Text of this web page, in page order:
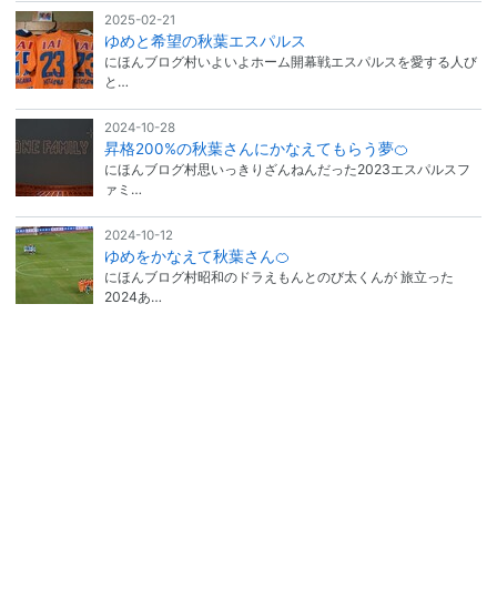
2025-02-21
ゆめと希望の秋葉エスパルス
にほんブログ村いよいよホーム開幕戦エスパルスを愛する人び
と…
2024-10-28
昇格200%の秋葉さんにかなえてもらう夢🍊
にほんブログ村思いっきりざんねんだった2023エスパルスフ
ァミ…
2024-10-12
ゆめをかなえて秋葉さん🍊
にほんブログ村昭和のドラえもんとのび太くんが 旅立った
2024あ…